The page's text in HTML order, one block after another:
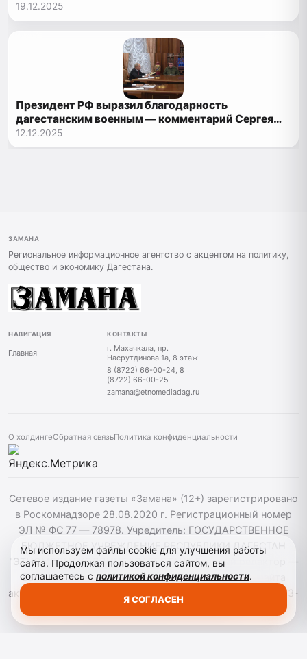
19.12.2025
Президент РФ выразил благодарность
дагестанским военным — комментарий Сергея
Меликова
12.12.2025
ЗАМАНА
Региональное информационное агентство с акцентом на политику,
общество и экономику Дагестана.
НАВИГАЦИЯ
Главная
КОНТАКТЫ
г. Махачкала, пр.
Насрутдинова 1а, 8 этаж
8 (8722) 66-00-24, 8
(8722) 66-00-25
zamana@etnomediadag.ru
О холдингеОбратная связьПолитика конфиденциальности
Сетевое издание газеты «Замана» (12+) зарегистрировано
в Роскомнадзоре 28.08.2020 г. Регистрационный номер
ЭЛ № ФС 77 — 78978. Учредитель: ГОСУДАРСТВЕННОЕ
БЮДЖЕТНОЕ УЧРЕЖДЕНИЕ РЕСПУБЛИКИ ДАГЕСТАН
"ЭТНОМЕДИАХОЛДИНГ "ДАГЕСТАН". Главный редактор —
Багомедов Р.Р. При использовании материалов сайта
активная гиперссылка на zamana.info обязательна. ©️ 2013-
Мы используем файлы cookie для улучшения работы
сайта. Продолжая пользоваться сайтом, вы
соглашаетесь с политикой конфиденциальности.
Я СОГЛАСЕН